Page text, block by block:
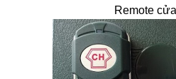
Remote